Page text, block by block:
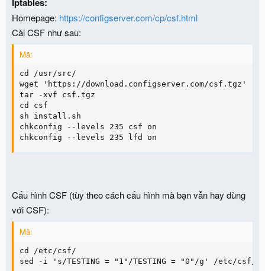
Nếu bạn dùng kết nối trực tiếp, chặn IP bằng CSF &
Iptables:
Homepage:https://configserver.com/cp/csf.html
Cài CSF như sau:
Mã:
cd /usr/src/
wget 'https://download.configserver.com/csf.tgz'
tar -xvf csf.tgz
cd csf
sh install.sh
Cấu hình CSF (tùy theo cách cấu hình mà bạn vẫn hay dùng
với CSF):
Mã: